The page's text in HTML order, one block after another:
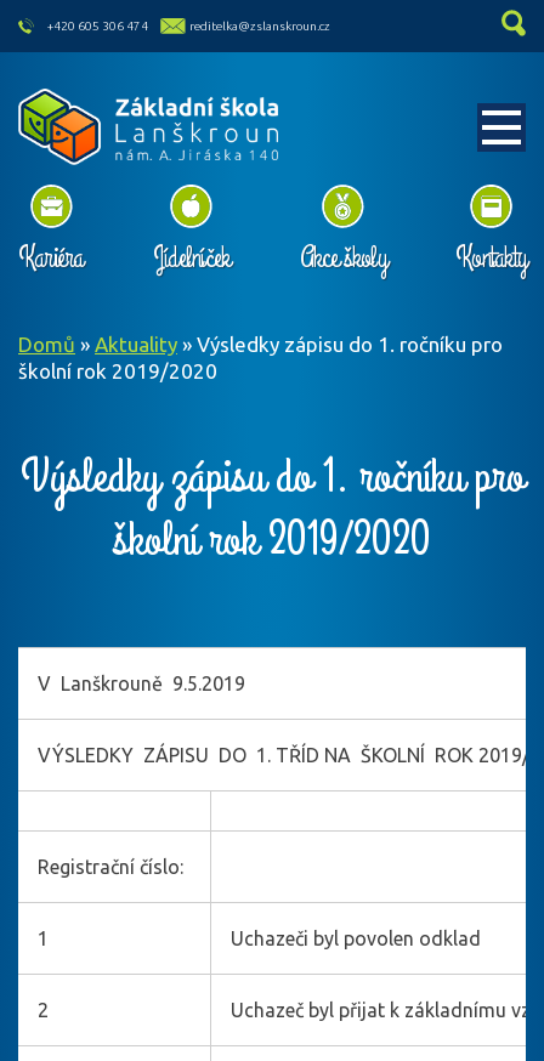
skip to main content
+420 605 306 474 reditelka@zslanskroun.cz
Kariéra Jídelníček Akce školy Kontakty
Domů » Aktuality » Výsledky zápisu do 1. ročníku pro
školní rok 2019/2020
Výsledky zápisu do 1. ročníku pro
školní rok 2019/2020
V Lanškrouně 9.5.2019
VÝSLEDKY ZÁPISU DO 1. TŘÍD NA ŠKOLNÍ ROK 2019/
Registrační číslo:
1 Uchazeči byl povolen odklad
2 Uchazeč byl přijat k základnímu